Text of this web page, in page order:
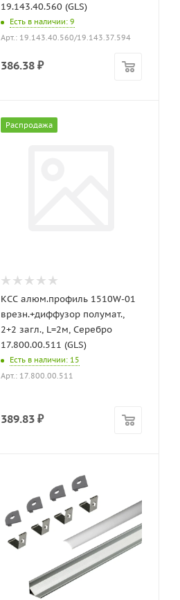
19.143.40.560 (GLS)
Есть в наличии: 9
Арт.: 19.143.40.560/19.143.37.594
386.38 ₽
Распродажа
КСС алюм.профиль 1510W-01
врезн.+диффузор полумат.,
2+2 загл., L=2м, Серебро
17.800.00.511 (GLS)
Есть в наличии: 15
Арт.: 17.800.00.511
389.83 ₽